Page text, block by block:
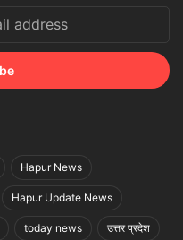
Hapur News
Hapur Update News
today news उत्तर प्रदेश